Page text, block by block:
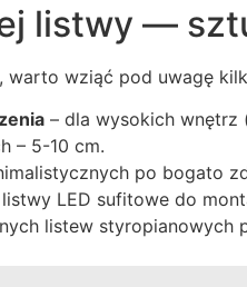
listwy —
warto wziąć pod uwagę
– dla wysokich wnętrz
– 5-10 cm.
po bogato
LED sufitowe do
listew styropianowych